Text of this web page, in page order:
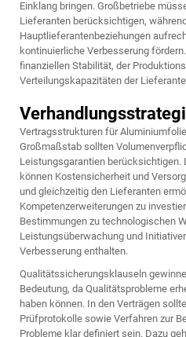
Einklang bringen. Großbetriebe
Lieferanten berücksichtigen,
Hauptlieferantenbeziehungen
kontinuierliche Verbesserung
finanziellen Stabilität, der
Verteilungskapazitäten der
Vertragsstrukturen für
Großmaßstab sollten
Leistungsgarantien berücksichtigen.
können Kostensicherheit und
und gleichzeitig den Lieferanten
Kompetenzerweiterungen zu
Bestimmungen zu technologischen
Leistungsüberwachung und
Verbesserung enthalten.
Qualitätssicherungsklauseln
Bedeutung, da Qualitätsprobleme
haben können. In den Verträgen
Prüfprotokolle sowie Verfahren zur
Probleme klar definiert sein. Dazu